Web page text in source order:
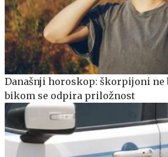
Današnji horoskop: škorpijoni ne
bikom se odpira priložnost